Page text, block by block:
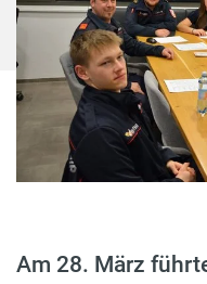
Am 28. März